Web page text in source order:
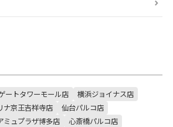
ートタワーモール店
横浜ジョイナス店
ナ京王吉祥寺店
仙台パルコ店
ミュプラザ博多店
心斎橋パルコ店